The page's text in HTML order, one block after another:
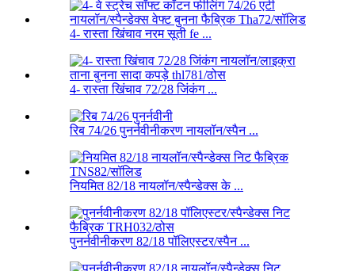
4- रास्ता खिंचाव नरम सूती fe ...
4- रास्ता खिंचाव 72/28 जिंकंग ...
रिब 74/26 पुनर्नवीनीकरण नायलॉन/स्पैन ...
नियमित 82/18 नायलॉन/स्पैन्डेक्स के ...
पुनर्नवीनीकरण 82/18 पॉलिएस्टर/स्पैन ...